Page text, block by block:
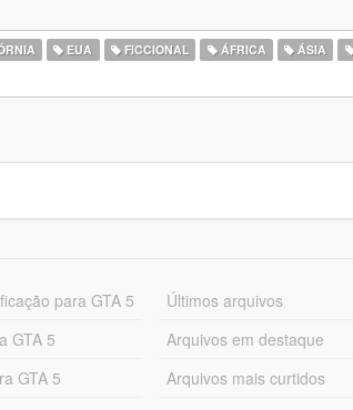
EUA FICCIONAL ÁFRICA ÁSIA
para GTA 5
GTA 5
GTA 5
Últimos arquivos
Arquivos em destaque
Arquivos mais curtidos